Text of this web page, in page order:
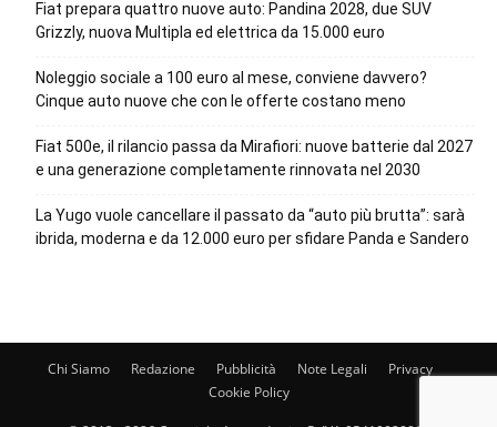
Fiat prepara quattro nuove auto: Pandina 2028, due SUV
Grizzly, nuova Multipla ed elettrica da 15.000 euro
Noleggio sociale a 100 euro al mese, conviene davvero?
Cinque auto nuove che con le offerte costano meno
Fiat 500e, il rilancio passa da Mirafiori: nuove batterie dal 2027
e una generazione completamente rinnovata nel 2030
La Yugo vuole cancellare il passato da “auto più brutta”: sarà
ibrida, moderna e da 12.000 euro per sfidare Panda e Sandero
Chi Siamo Redazione Pubblicità Note Legali
Privacy
Cookie Policy